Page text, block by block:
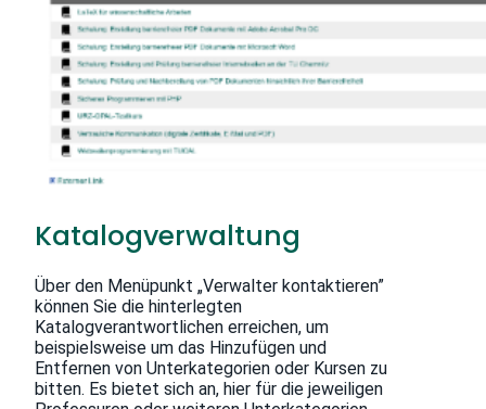
Katalogverwaltung
Über den Menüpunkt „Verwalter kontaktieren”
können Sie die hinterlegten
Katalogverantwortlichen erreichen, um
beispielsweise um das Hinzufügen und
Entfernen von Unterkategorien oder Kursen zu
bitten. Es bietet sich an, hier für die jeweiligen